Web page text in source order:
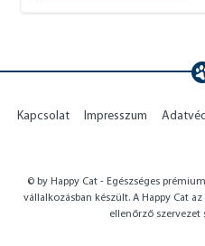
Kapcsolat Impresszum
© by Happy Cat - Egészséges
vállalkozásban készült. A Happy Cat
ellenőrző szervezet